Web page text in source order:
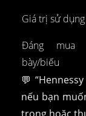
Giá trị sử dụng
Đáng mua
bày/biếu
💬
nếu bạn